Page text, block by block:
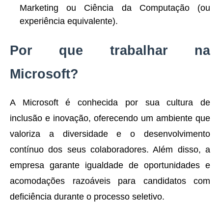
Marketing ou Ciência da Computação (ou
experiência equivalente).
Por que trabalhar na
Microsoft?
A Microsoft é conhecida por sua cultura de
inclusão e inovação, oferecendo um ambiente que
valoriza a diversidade e o desenvolvimento
contínuo dos seus colaboradores. Além disso, a
empresa garante igualdade de oportunidades e
acomodações razoáveis para candidatos com
deficiência durante o processo seletivo.